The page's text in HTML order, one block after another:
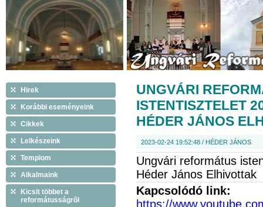
Hirek
Korábbi eseményeink
Cikkek
Lelkészeink
Templom
Alkalmaink
Kicsit többet a
reformátusságrõl
UNGVÁRI
ISTENTISZTELET
HÉDER JÁNOS
2023-02-24 19:52:48 / HÉDER JÁNOS
Ungvári református
Héder János Elhivottak
Kapcsolódó link:
https://